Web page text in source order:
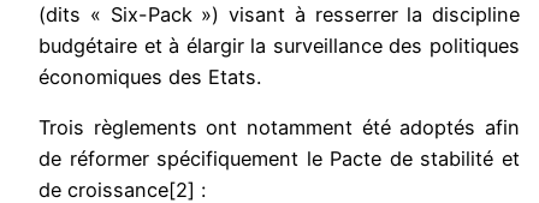
(dits « Six-Pack ») visant à resserrer la discipline
budgétaire et à élargir la surveillance des politiques
économiques des Etats.
Trois règlements ont notamment été adoptés afin
de réformer spécifiquement le Pacte de stabilité et
de croissance[2] :